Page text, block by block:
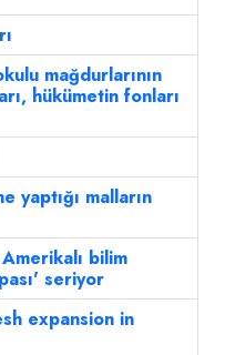
mağdurlarının
hükümetin fonları
yaptığı malların
bilim
seriyor
expansion in